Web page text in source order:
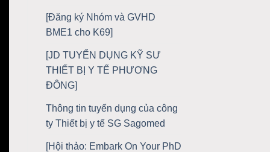
[Đăng ký Nhóm và GVHD
BME1 cho K69]
[JD TUYỂN DỤNG KỸ SƯ
THIẾT BỊ Y TẾ PHƯƠNG
ĐÔNG]
Thông tin tuyển dụng của công
ty Thiết bị y tế SG Sagomed
[Hội thảo: Embark On Your PhD